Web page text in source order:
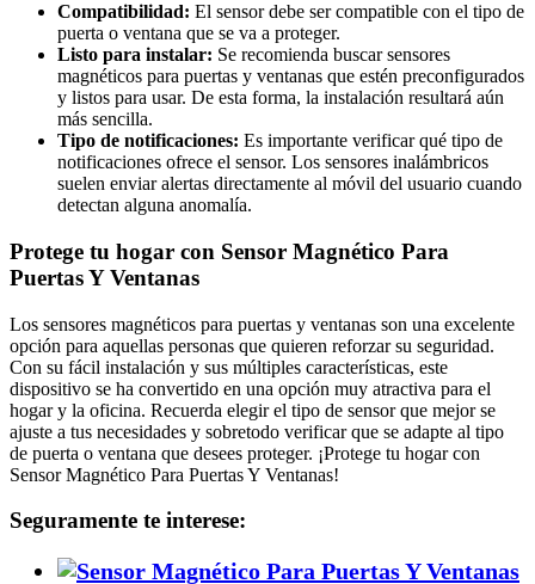
Compatibilidad: El sensor debe ser compatible con el tipo de
puerta o ventana que se va a proteger.
Listo para instalar: Se recomienda buscar sensores
magnéticos para puertas y ventanas que estén preconfigurados
y listos para usar. De esta forma, la instalación resultará aún
más sencilla.
Tipo de notificaciones: Es importante verificar qué tipo de
notificaciones ofrece el sensor. Los sensores inalámbricos
suelen enviar alertas directamente al móvil del usuario cuando
detectan alguna anomalía.
Protege tu hogar con Sensor Magnético Para
Puertas Y Ventanas
Los sensores magnéticos para puertas y ventanas son una excelente
opción para aquellas personas que quieren reforzar su seguridad.
Con su fácil instalación y sus múltiples características, este
dispositivo se ha convertido en una opción muy atractiva para el
hogar y la oficina. Recuerda elegir el tipo de sensor que mejor se
ajuste a tus necesidades y sobretodo verificar que se adapte al tipo
de puerta o ventana que desees proteger. ¡Protege tu hogar con
Sensor Magnético Para Puertas Y Ventanas!
Seguramente te interese: